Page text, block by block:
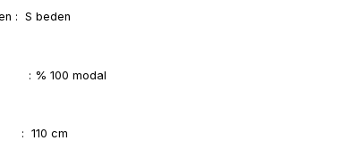
: S beden
100 modal
: 110 cm